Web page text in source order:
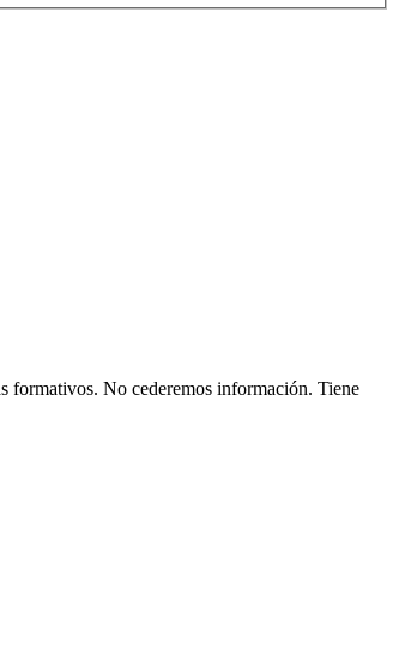
formativos. No cederemos información. Tiene